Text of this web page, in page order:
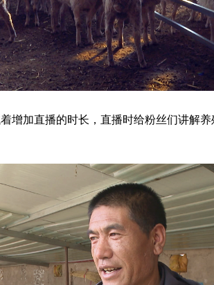
增加直播的时长，直播时给粉丝们讲解